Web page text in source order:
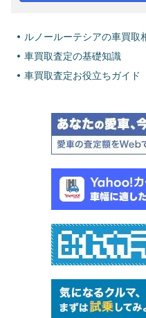
ルノールーテシアの車買取
車買取査定の基礎知識
車買取査定お役立ちガイド